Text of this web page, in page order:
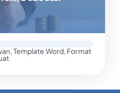
Template Word, Format